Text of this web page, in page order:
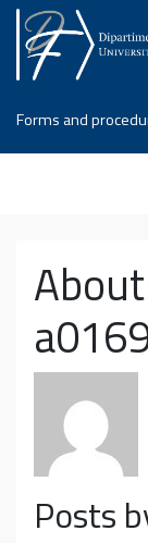
Skip to content
Forms and
Posts